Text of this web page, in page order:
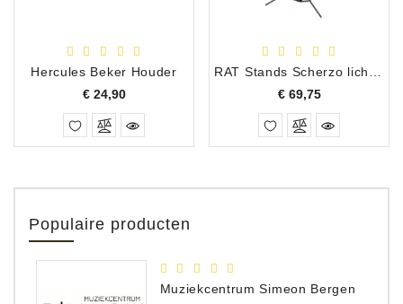
Hercules Beker Houder
€ 24,90Prijs
€ 69,75Prijs
Populaire producten
Muziekcentrum Simeon Bergen